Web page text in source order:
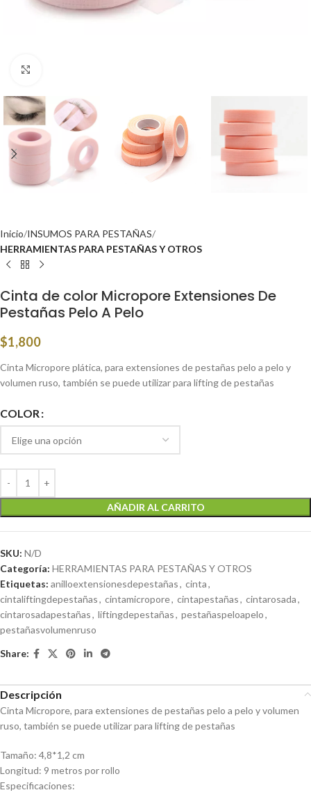
Inicio INSUMOS PARA PESTAÑAS
HERRAMIENTAS PARA PESTAÑAS Y OTROS
Cinta de color Micropore Extensiones De
Pestañas Pelo A Pelo
$1,800
Cinta Micropore plática, para extensiones de pestañas pelo a pelo y
volumen ruso, también se puede utilizar para lifting de pestañas
COLOR
AÑADIR AL CARRITO
SKU: N/D
Categoría: HERRAMIENTAS PARA PESTAÑAS Y OTROS
Etiquetas: anilloextensionesdepestañas, cinta,
cintaliftingdepestañas, cintamicropore, cintapestañas, cintarosada,
cintarosadapestañas, liftingdepestañas, pestañaspeloapelo,
pestañasvolumenruso
Share:
Descripción
Cinta Micropore, para extensiones de pestañas pelo a pelo y volumen
ruso, también se puede utilizar para lifting de pestañas
Tamaño: 4,8*1,2 cm
Longitud: 9 metros por rollo
Especificaciones: